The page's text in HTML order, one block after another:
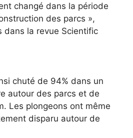
changé dans la période
des parcs »,
dans la revue Scientific
chuté de 94% dans un
autour des parcs et de
Les plongeons ont même
disparu autour de